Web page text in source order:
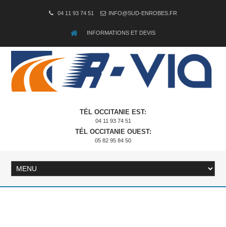
04 11 93 74 51 INFO@SUD-ENROBES.FR
INFORMATIONS ET DEVIS
TÉL OCCITANIE EST:
04 11 93 74 51
TÉL OCCITANIE OUEST:
05 82 95 84 50